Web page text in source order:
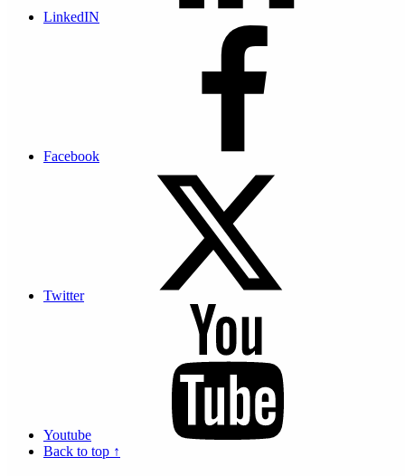
LinkedIN
Facebook
Twitter
Youtube
Back to top ↑
électronique en
“Disponible : Plateforme de signature
électronique en ligne”
…
nouveau service de
Continue reading
plateforme de signature électronique simple et sécurisée”